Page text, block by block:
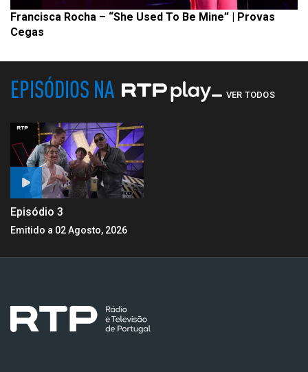
Francisca Rocha – “She Used To Be Mine” | Provas
Cegas
EPISÓDIOS NA VER TODOS
Episódio 3
Emitido a 02 Agosto, 2026